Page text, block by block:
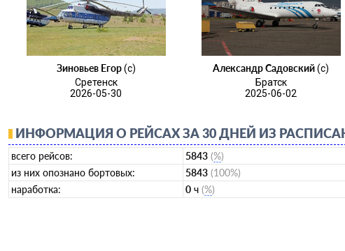
Зиновьев Егор(c)
Сретенск
2026-05-30
Александр Садовский(c)
Братск
2025-06-02
ИНФОРМАЦИЯ О РЕЙСАХ ЗА 30 ДНЕЙ ИЗ
всего рейсов: 5843 (%)
из них опознано бортовых:
5843 (100%)
наработка:
0 ч (%)